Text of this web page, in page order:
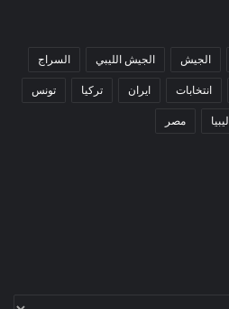
الجيش الجيش الليبي السراج
انتخابات ايران تركيا تونس
ليبيا مصر